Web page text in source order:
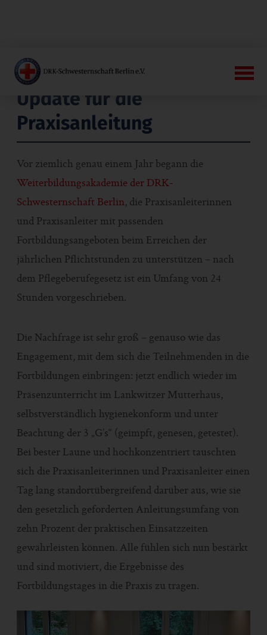
Update für die
Praxisanleitung
Vor ziemlich genau einem Jahr begann die
Weiterbildungsakademie der DRK-
Schwesternschaft Berlin, die Praxisanleiterinnen
und Praxisanleiter mit passenden
Fortbildungsangeboten beim Erreichen der
jährlichen Pflichtstunden zu unterstützen – nach
dem Pflegeberufegesetz ist ein Umfang von 24
Stunden vorgeschrieben.
Die Nachfrage ist sehr groß – genauso wie das
Engagement, mit dem sich die Teilnehmenden in die
Fortbildungen einbringen: jetzt endlich wieder im
Präsenzunterricht im Lankwitzer Mutterhaus,
selbstverständlich hygienekonform und unter
Beachtung der 3 „G’s“ (geimpft, genesen, getestet).
Bei bester Laune und hochkonzentriert tauschten
sich die Praxisanleiterinnen und Praxisanleiter einen
Tag lang standortübergreifend darüber aus, wie sie
den gesetzlich geforderten Anleitungsumfang von
zehn Prozent der praktischen Einsatzzeiten
gewährleisten können. Alle fühlen sich nun bestärkt
und sind motiviert, die Ergebnisse des
Fortbildungstages in die Praxis zu tragen.